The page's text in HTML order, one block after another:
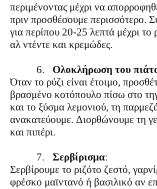
περιμένοντας μέχρι να
πριν προσθέσουμε περισσότερο.
για περίπου 20-25 λεπτά μέχρι το
αλ ντέντε και κρεμώδες.
6. Ολοκλήρωση του
Όταν το ρύζι είναι έτοιμο,
βρασμένο κοτόπουλο πίσω στο
και το ξύσμα λεμονιού, τη
ανακατεύουμε. Διορθώνουμε τη
και πιπέρι.
7. Σερβίρισμα:
Σερβίρουμε το ριζότο ζεστό,
φρέσκο μαϊντανό ή βασιλικό αν